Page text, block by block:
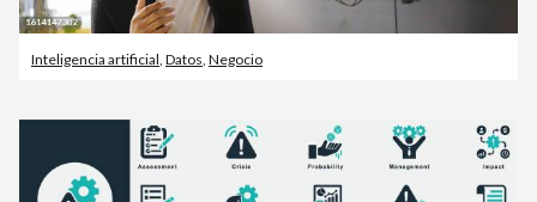
Inteligencia artificial, Datos, Negocio